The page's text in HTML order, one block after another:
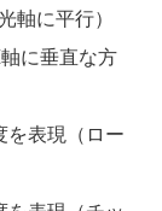
軸に平行）
に垂直な方
表現（ロー